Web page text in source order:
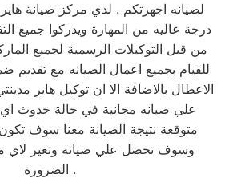
لصيانه اجهزتكم . لدي مركز صيانة
درجة عاليه من المهارة ويدركوا جميع
من قبل التوكيلات الرسمية لجميع
للقيام بجميع اعمال الصيانه مع
الاعطال بالاضافة الا ان توكيل هاير
علي صيانه مجانية في حالة حدوث اي
متوقعة نتيجة الصيانة معنا سوف
وسوف تحصل علي صيانه وتغير لاي
الضرورة .